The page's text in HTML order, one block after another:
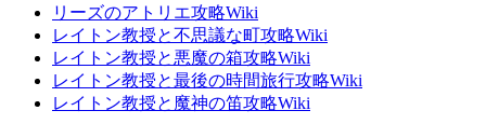
リーズのアトリエ攻略Wiki
レイトン教授と不思議な町攻略Wiki
レイトン教授と悪魔の箱攻略Wiki
レイトン教授と最後の時間旅行攻略Wiki
レイトン教授と魔神の笛攻略Wiki